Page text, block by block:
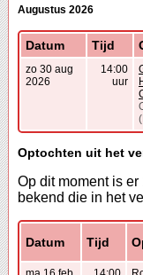
Augustus 2026
Datum Tijd
zo 30 aug
2026
14:00
uur
Optochten uit het
Op dit moment is
bekend die in het
Datum Tijd